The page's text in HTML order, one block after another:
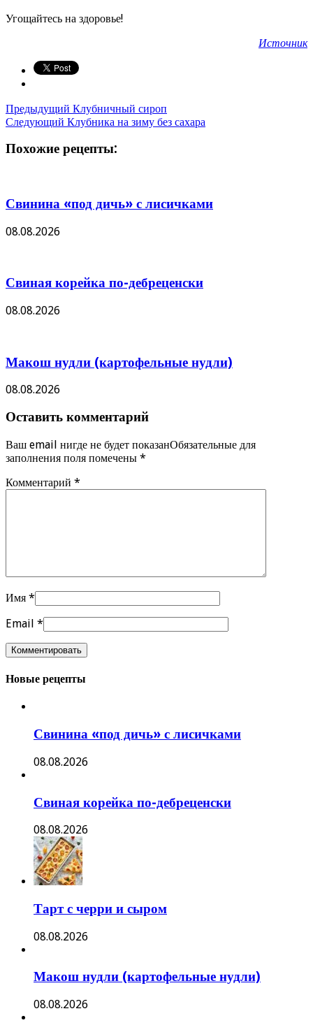
Угощайтесь на здоровье!
Источник
Предыдущий Клубничный сироп
Следующий Клубника на зиму без сахара
Похожие рецепты:
Свинина «под дичь» с лисичками
08.08.2026
Свиная корейка по-дебреценски
08.08.2026
Макош нудли (картофельные нудли)
08.08.2026
Оставить комментарий
Ваш email нигде не будет показанОбязательные для
заполнения поля помечены *
Комментарий *
Имя *
Email *
Новые рецепты
Свинина «под дичь» с лисичками
08.08.2026
Свиная корейка по-дебреценски
08.08.2026
Тарт с черри и сыром
08.08.2026
Макош нудли (картофельные нудли)
08.08.2026